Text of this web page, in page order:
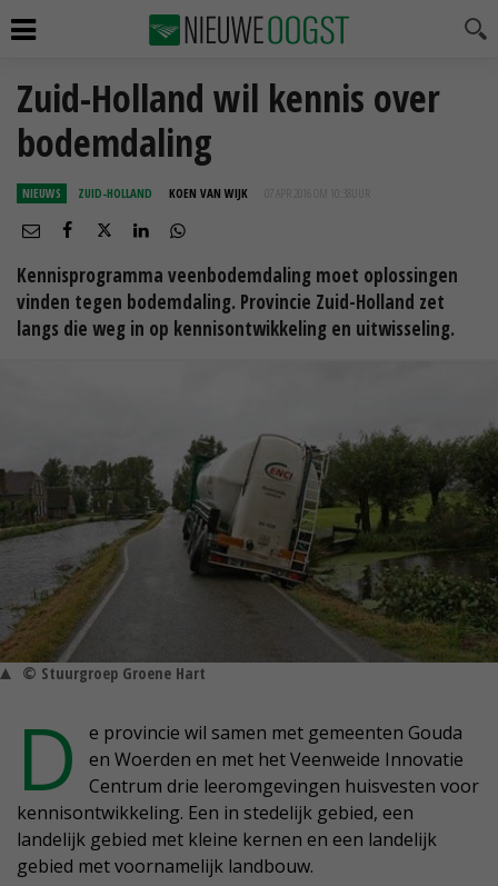
Zuid-Holland wil kennis over
bodemdaling
NIEUWS ZUID-HOLLAND KOEN VAN WIJK 07 APR 2016 OM 10:38
Kennisprogramma veenbodemdaling moet oplossingen
vinden tegen bodemdaling. Provincie Zuid-Holland zet
langs die weg in op kennisontwikkeling en uitwisseling.
© Stuurgroep Groene Hart
D
e provincie wil samen met gemeenten Gouda
en Woerden en met het Veenweide Innovatie
Centrum drie leeromgevingen huisvesten voor
kennisontwikkeling. Een in stedelijk gebied, een
landelijk gebied met kleine kernen en een landelijk
gebied met voornamelijk landbouw.